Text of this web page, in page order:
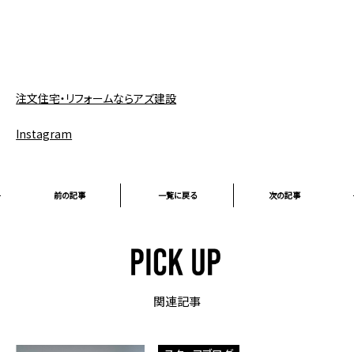
注文住宅・リフォームならアズ建設
Instagram
前の記事 一覧に戻る 次の記事
関連記事